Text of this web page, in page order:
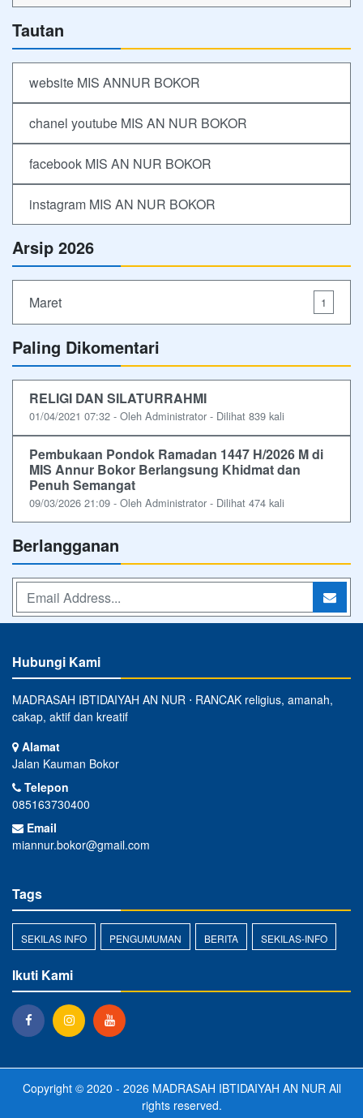
Tautan
website MIS ANNUR BOKOR
chanel youtube MIS AN NUR BOKOR
facebook MIS AN NUR BOKOR
instagram MIS AN NUR BOKOR
Arsip 2026
Maret 1
Paling Dikomentari
RELIGI DAN SILATURRAHMI
01/04/2021 07:32 - Oleh Administrator - Dilihat 839 kali
Pembukaan Pondok Ramadan 1447 H/2026 M di
MIS Annur Bokor Berlangsung Khidmat dan
Penuh Semangat
09/03/2026 21:09 - Oleh Administrator - Dilihat 474 kali
Berlangganan
Hubungi Kami
MADRASAH IBTIDAIYAH AN NUR ⋅ RANCAK religius, amanah,
cakap, aktif dan kreatif
Alamat
Jalan Kauman Bokor
Telepon
085163730400
Email
miannur.bokor@gmail.com
Tags
SEKILAS INFO PENGUMUMAN BERITA SEKILAS-INFO
Ikuti Kami
Copyright © 2020 - 2026 MADRASAH IBTIDAIYAH AN NURAll
rights reserved.